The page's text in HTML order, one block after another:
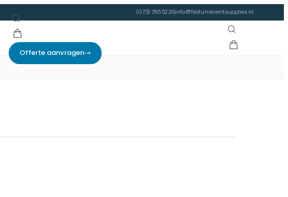
(073) 785 52 26info@festumeventsupplies.nl
Offerte aanvragen